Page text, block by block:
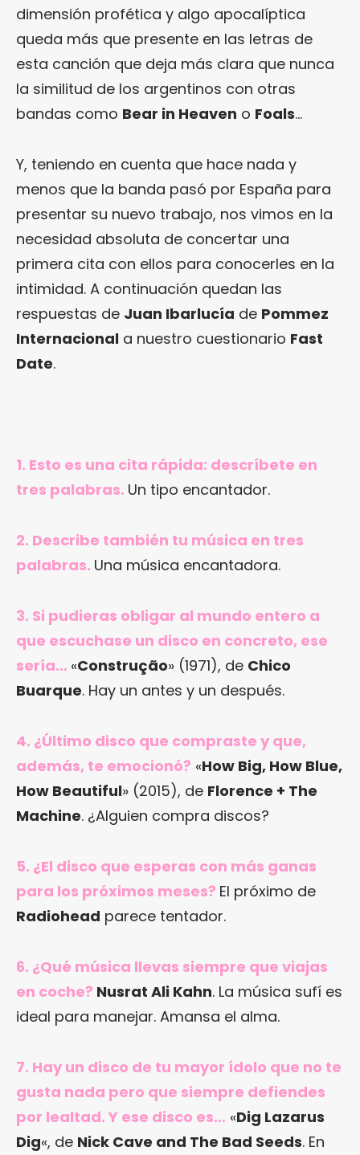
dimensión profética y algo apocalíptica
queda más que presente en las letras de
esta canción que deja más clara que nunca
la similitud de los argentinos con otras
bandas como Bear in Heaven o Foals…
Y, teniendo en cuenta que hace nada y
menos que la banda pasó por España para
presentar su nuevo trabajo, nos vimos en la
necesidad absoluta de concertar una
primera cita con ellos para conocerles en la
intimidad. A continuación quedan las
respuestas de Juan Ibarlucía de Pommez
Internacional a nuestro cuestionario Fast
Date.
1. Esto es una cita rápida: descríbete en
tres palabras. Un tipo encantador.
2. Describe también tu música en tres
palabras. Una música encantadora.
3. Si pudieras obligar al mundo entero a
que escuchase un disco en concreto, ese
sería… «Construção» (1971), de Chico
Buarque. Hay un antes y un después.
4. ¿Último disco que compraste y que,
además, te emocionó? «How Big, How Blue,
How Beautiful» (2015), de Florence + The
Machine. ¿Alguien compra discos?
5. ¿El disco que esperas con más ganas
para los próximos meses? El próximo de
Radiohead parece tentador.
6. ¿Qué música llevas siempre que viajas
en coche? Nusrat Ali Kahn. La música sufí es
ideal para manejar. Amansa el alma.
7. Hay un disco de tu mayor ídolo que no te
gusta nada pero que siempre defiendes
por lealtad. Y ese disco es… «Dig Lazarus
Dig«, de Nick Cave and The Bad Seeds. En